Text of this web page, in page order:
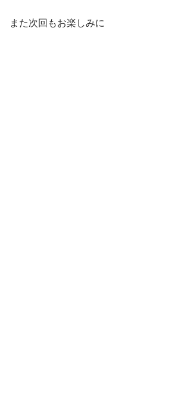
また次回もお楽しみに